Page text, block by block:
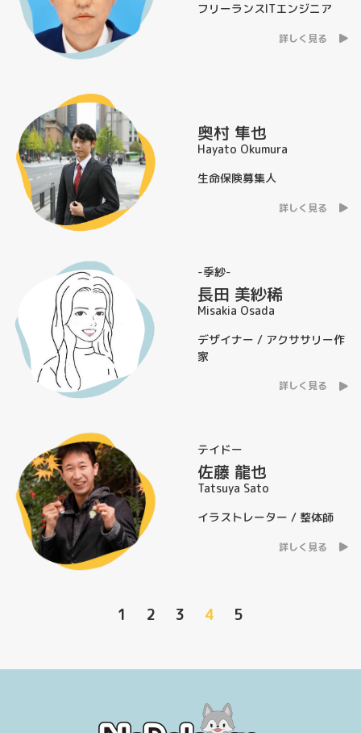
フリーランスITエンジニア
詳しく見る
奥村 隼也
Hayato Okumura
生命保険募集人
詳しく見る
-季紗-
長田 美紗稀
Misakia Osada
デザイナー / アクササリー作
家
詳しく見る
テイドー
佐藤 龍也
Tatsuya Sato
イラストレーター / 整体師
詳しく見る
1 2 3 4 5